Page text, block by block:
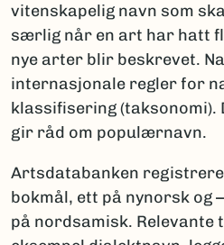
vitenskapelig navn som
særlig når en art har hatt
nye arter blir beskrevet.
internasjonale regler for
klassifisering (taksonomi).
gir råd om populærnavn.
Artsdatabanken
bokmål, ett på nynorsk og
på nordsamisk.